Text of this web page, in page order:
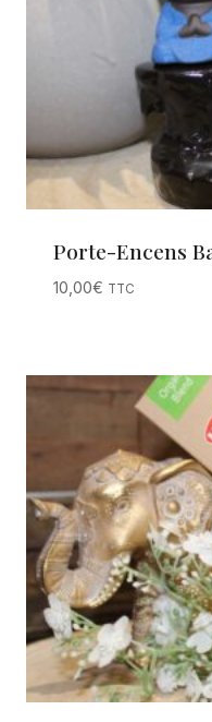
Porte-Encens
10,00€ TTC